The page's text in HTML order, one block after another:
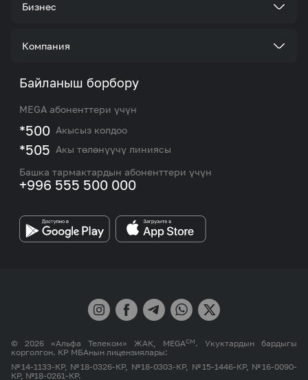
Роуминг жана эл аралык чалуулар
eSIM
Номерди тандоо
Бизнес
Корпоративдик кардар болуңуз
M2M
Корпоративдик жана VIP кардарлар менен иштөө
боюнча бөлүмдүн кызматкерлеринин байланыш
маалыматтары.
Компания
Биз жөнүндө
Жаңылыктар
Тармакты камтуу картасы жана тейлөө борборлору
MEGAда иште
MEGA бренди
Байланыш борбору
MEGA абоненттери үчүн
*500 Акысыз колдоо
*505 Акы төлөнүүчү линиясы
Башка тармактардын абоненттери үчүн
+996 555 500 000
© 2026 «Альфа Телеком» ЖАК, MEGAСМ. Укуктардын бардыгы
корголгон. КР МБАнын лицензиялары:
№14-1133-КР, №18-0326-КР, №18-0303-КР, №15-1446-КР, №16-0090-
КР, №18-0261-КР.